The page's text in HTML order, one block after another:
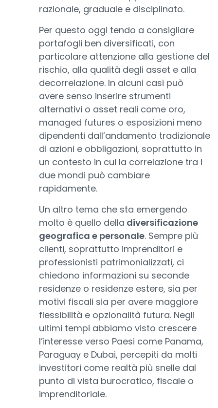
razionale, graduale e disciplinato.
Per questo oggi tendo a consigliare
portafogli ben diversificati, con
particolare attenzione alla gestione del
rischio, alla qualità degli asset e alla
decorrelazione. In alcuni casi può
avere senso inserire strumenti
alternativi o asset reali come oro,
managed futures o esposizioni meno
dipendenti dall’andamento tradizionale
di azioni e obbligazioni, soprattutto in
un contesto in cui la correlazione tra i
due mondi può cambiare
rapidamente.
Un altro tema che sta emergendo
molto è quello della diversificazione
geografica e personale. Sempre più
clienti, soprattutto imprenditori e
professionisti patrimonializzati, ci
chiedono informazioni su seconde
residenze o residenze estere, sia per
motivi fiscali sia per avere maggiore
flessibilità e opzionalità futura. Negli
ultimi tempi abbiamo visto crescere
l’interesse verso Paesi come Panama,
Paraguay e Dubai, percepiti da molti
investitori come realtà più snelle dal
punto di vista burocratico, fiscale o
imprenditoriale.